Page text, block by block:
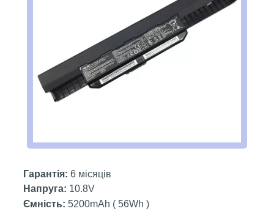
Гарантія: 6 місяців
Напруга: 10.8V
Ємність: 5200mAh ( 56Wh )